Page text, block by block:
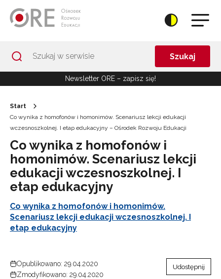
Szukaj
Newsletter ORE – zapisz się!
Start
Co wynika z homofonów i homonimów. Scenariusz lekcji edukacji
wczesnoszkolnej. I etap edukacyjny – Ośrodek Rozwoju Edukacji
Co wynika z homofonów i
homonimów. Scenariusz lekcji
edukacji wczesnoszkolnej. I
etap edukacyjny
Co wynika z homofonów i homonimów.
Scenariusz lekcji edukacji wczesnoszkolnej. I
etap edukacyjny
Opublikowano: 29.04.2020
Zmodyfikowano: 29.04.2020
Udostępnij